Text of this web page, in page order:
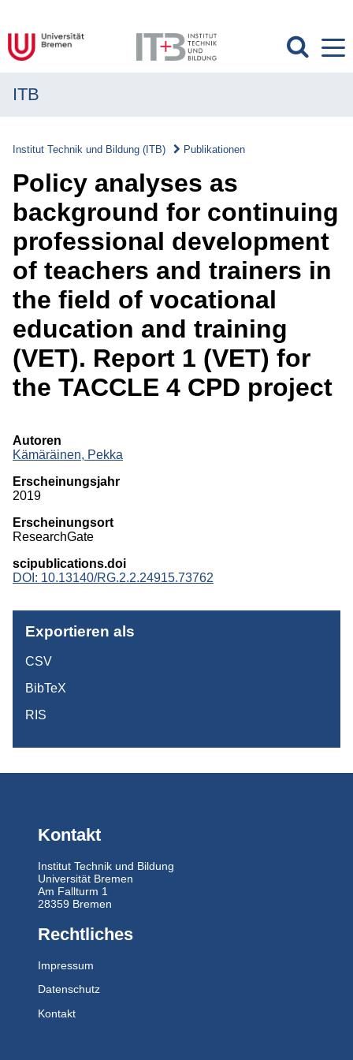
Transfer
Projekte
Publikationen
Publikationen
Überblick
Monographien
Beiträge in Sammelbänden
ITB-Forschungsberichte
Studien/Arbeitspapiere
Studium
ITB
Institut Technik und Bildung (ITB) Publikationen
Policy analyses as
background for continuing
professional development
of teachers and trainers in
the field of vocational
education and training
(VET). Report 1 (VET) for
the TACCLE 4 CPD project
Autoren
Kämäräinen, Pekka
Erscheinungsjahr
2019
Erscheinungsort
ResearchGate
scipublications.doi
DOI: 10.13140/RG.2.2.24915.73762
Exportieren als
CSV
BibTeX
RIS
Kontakt
Institut Technik und Bildung
Universität Bremen
Am Fallturm 1
28359 Bremen
Rechtliches
Impressum
Datenschutz
Kontakt